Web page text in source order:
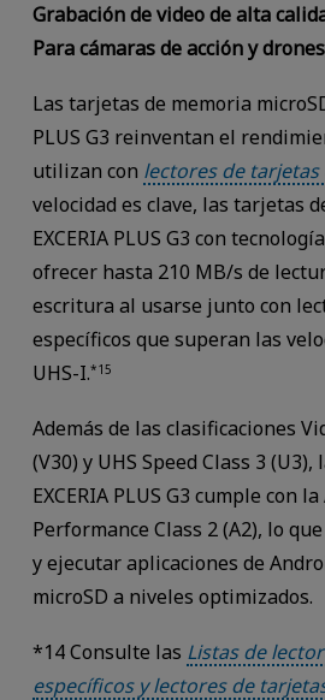
Grabación de video de alta
Para cámaras de acción y drones
Las tarjetas de memoria
PLUS G3 reinventan el
utilizan con lectores de tarjetas
velocidad es clave, las tarjetas
EXCERIA PLUS G3 con
ofrecer hasta 210 MB/s de
escritura al usarse junto con
específicos que superan las
UHS-I.*15
Además de las clasificaciones
(V30) y UHS Speed Class 3
EXCERIA PLUS G3 cumple con
Performance Class 2 (A2), lo
y ejecutar aplicaciones de
microSD a niveles optimizados.
*14 Consulte las Listas de
específicos y lectores de